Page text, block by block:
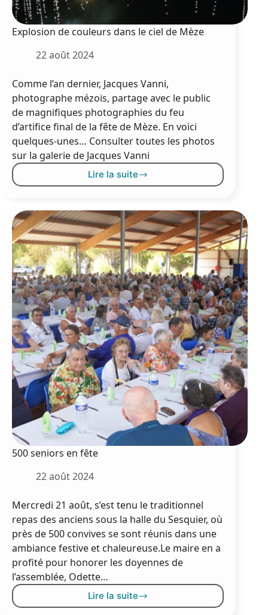
Explosion de couleurs dans le ciel de Mèze
22 août 2024
Comme l’an dernier, Jacques Vanni,
photographe mézois, partage avec le public
de magnifiques photographies du feu
d’artifice final de la fête de Mèze. En voici
quelques-unes… Consulter toutes les photos
sur la galerie de Jacques Vanni
Lire la suite
Explosion
dans
le
ciel
de
Mèze
500 seniors en fête
22 août 2024
Mercredi 21 août, s’est tenu le traditionnel
repas des anciens sous la halle du Sesquier, où
près de 500 convives se sont réunis dans une
ambiance festive et chaleureuse.Le maire en a
profité pour honorer les doyennes de
l’assemblée, Odette…
Lire la suite
500